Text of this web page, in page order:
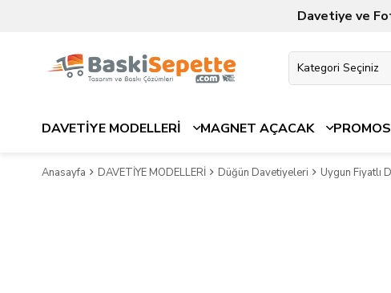
Davetiye ve
DAVETİYE MODELLERİ MAGNET AÇACAK
Anasayfa DAVETİYE MODELLERİ Düğün Davetiyeleri Uygun Fiyatlı